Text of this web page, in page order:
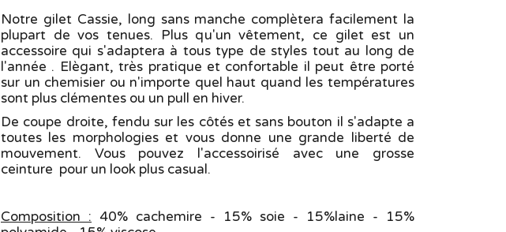
Notre gilet Cassie, long sans manche complètera facilement la
plupart de vos tenues. Plus qu'un vêtement, ce gilet est un
accessoire qui s'adaptera à tous type de styles tout au long de
l'année . Elègant, très pratique et confortable il peut être porté
sur un chemisier ou n'importe quel haut quand les températures
sont plus clémentes ou un pull en hiver.
De coupe droite, fendu sur les côtés et sans bouton il s'adapte a
toutes les morphologies et vous donne une grande liberté de
mouvement. Vous pouvez l'accessoirisé avec une grosse
ceinture pour un look plus casual.
Composition : 40% cachemire - 15% soie - 15%laine - 15%